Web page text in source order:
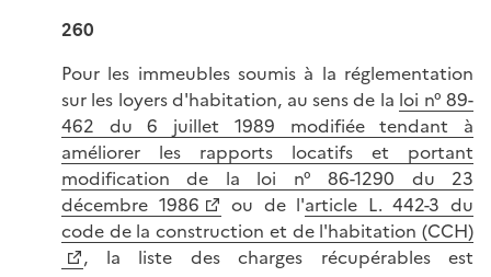
260
Pour les immeubles soumis à la réglementation
sur les loyers d'habitation, au sens de la loi n° 89-
462 du 6 juillet 1989 modifiée tendant à
améliorer les rapports locatifs et portant
modification de la loi n° 86-1290 du 23
décembre 1986
ou de l'article L. 442-3 du
code de la construction et de l'habitation (CCH)
, la liste des charges récupérables est